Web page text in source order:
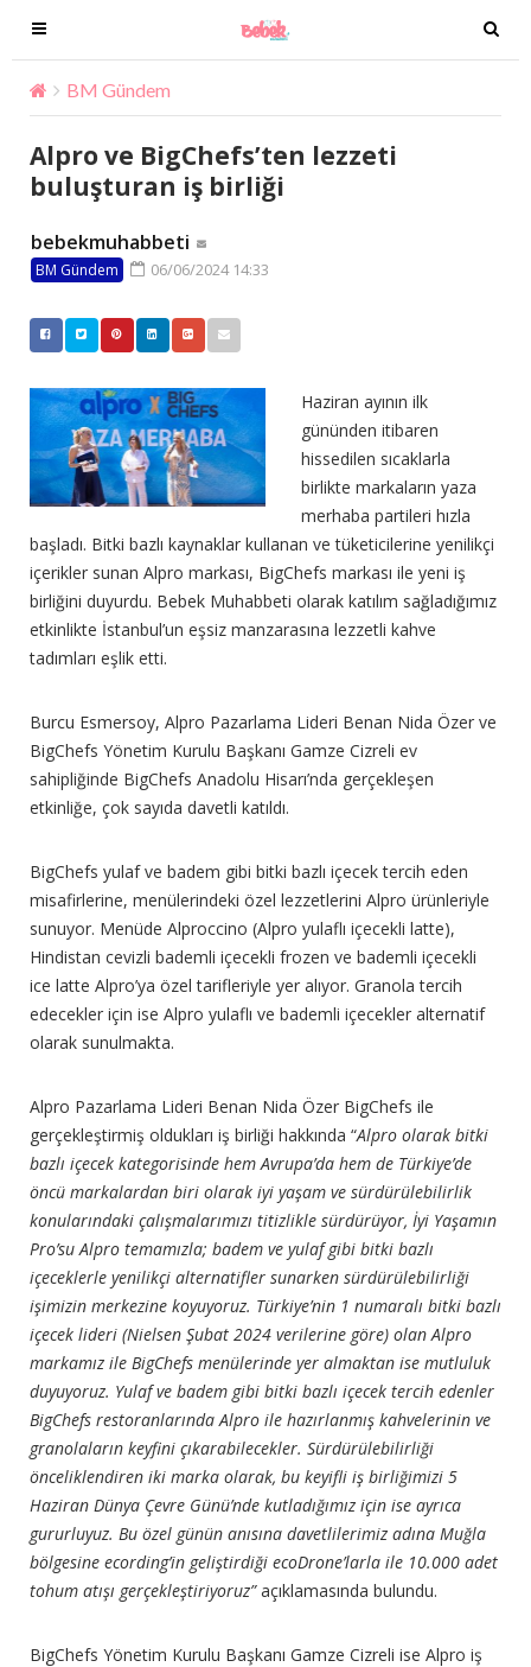
T
o
g
g
e
n
v
i
g
n
T
o
g
BM Gündem
Alpro ve BigChefs’ten lezzeti
buluşturan iş birliği
bebekmuhabbeti
BM Gündem 06/06/2024 14:33
Haziran ayının ilk
gününden itibaren
hissedilen sıcaklarla
birlikte markaların yaza
merhaba partileri hızla
başladı. Bitki bazlı kaynaklar kullanan ve tüketicilerine yenilikçi
içerikler sunan Alpro markası, BigChefs markası ile yeni iş
birliğini duyurdu. Bebek Muhabbeti olarak katılım sağladığımız
etkinlikte İstanbul’un eşsiz manzarasına lezzetli kahve
tadımları eşlik etti.
Burcu Esmersoy, Alpro Pazarlama Lideri Benan Nida Özer ve
BigChefs Yönetim Kurulu Başkanı Gamze Cizreli ev
sahipliğinde BigChefs Anadolu Hisarı’nda gerçekleşen
etkinliğe, çok sayıda davetli katıldı.
BigChefs yulaf ve badem gibi bitki bazlı içecek tercih eden
misafirlerine, menülerindeki özel lezzetlerini Alpro ürünleriyle
sunuyor. Menüde Alproccino (Alpro yulaflı içecekli latte),
Hindistan cevizli bademli içecekli frozen ve bademli içecekli
ice latte Alpro’ya özel tarifleriyle yer alıyor. Granola tercih
edecekler için ise Alpro yulaflı ve bademli içecekler alternatif
olarak sunulmakta.
Alpro Pazarlama Lideri Benan Nida Özer BigChefs ile
gerçekleştirmiş oldukları iş birliği hakkında “Alpro olarak bitki
bazlı içecek kategorisinde hem Avrupa’da hem de Türkiye’de
öncü markalardan biri olarak iyi yaşam ve sürdürülebilirlik
konularındaki çalışmalarımızı titizlikle sürdürüyor, İyi Yaşamın
Pro’su Alpro temamızla; badem ve yulaf gibi bitki bazlı
içeceklerle yenilikçi alternatifler sunarken sürdürülebilirliği
işimizin merkezine koyuyoruz. Türkiye’nin 1 numaralı bitki bazlı
içecek lideri (Nielsen Şubat 2024 verilerine göre) olan Alpro
markamız ile BigChefs menülerinde yer almaktan ise mutluluk
duyuyoruz. Yulaf ve badem gibi bitki bazlı içecek tercih edenler
BigChefs restoranlarında Alpro ile hazırlanmış kahvelerinin ve
granolaların keyfini çıkarabilecekler. Sürdürülebilirliği
önceliklendiren iki marka olarak, bu keyifli iş birliğimizi 5
Haziran Dünya Çevre Günü’nde kutladığımız için ise ayrıca
gururluyuz. Bu özel günün anısına davetlilerimiz adına Muğla
bölgesine ecording’in geliştirdiği ecoDrone’larla ile 10.000 adet
tohum atışı gerçekleştiriyoruz”açıklamasında bulundu.
BigChefs Yönetim Kurulu Başkanı Gamze Cizreli ise Alpro iş